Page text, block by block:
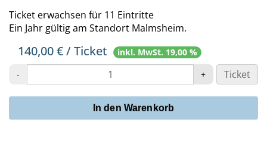
Ticket erwachsen für 11 Eintritte
Ein Jahr gültig am Standort Malmsheim.
140,00 € / Ticket
inkl. MwSt. 19,00 %
-
+ Ticket
In den Warenkorb